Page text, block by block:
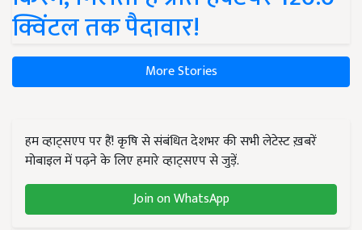
क्विंटल तक पैदावार!
More Stories
हम व्हाट्सएप पर हैं! कृषि से संबंधित देशभर की सभी लेटेस्ट ख़बरें
मोबाइल में पढ़ने के लिए हमारे व्हाट्सएप से जुड़ें.
Join on WhatsApp